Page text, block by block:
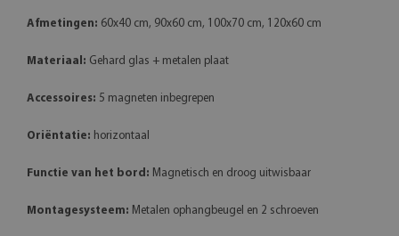
Afmetingen: 60x40 cm, 90x60 cm, 100x70 cm, 120x60 cm
Materiaal: Gehard glas + metalen plaat
Accessoires: 5 magneten inbegrepen
Oriëntatie: horizontaal
Functie van het bord: Magnetisch en droog uitwisbaar
Montagesysteem: Metalen ophangbeugel en 2 schroeven